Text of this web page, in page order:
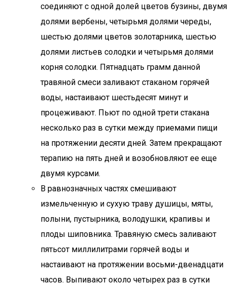
соединяют с одной долей цветов бузины, двумя
долями вербены, четырьмя долями череды,
шестью долями цветов золотарника, шестью
долями листьев солодки и четырьмя долями
корня солодки. Пятнадцать грамм данной
травяной смеси заливают стаканом горячей
воды, настаивают шестьдесят минут и
процеживают. Пьют по одной трети стакана
несколько раз в сутки между приемами пищи
на протяжении десяти дней. Затем прекращают
терапию на пять дней и возобновляют ее еще
двумя курсами.
В равнозначных частях смешивают
измельченную и сухую траву душицы, мяты,
полыни, пустырника, володушки, крапивы и
плоды шиповника. Травяную смесь заливают
пятьсот миллилитрами горячей воды и
настаивают на протяжении восьми-двенадцати
часов. Выпивают около четырех раз в сутки